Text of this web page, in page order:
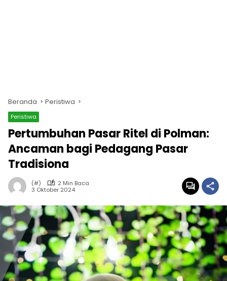
Beranda Peristiwa
Peristiwa
Pertumbuhan Pasar Ritel di Polman:
Ancaman bagi Pedagang Pasar
Tradisiona
(#)
2 Min Baca
3 Oktober 2024